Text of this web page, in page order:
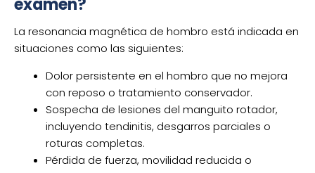
examen?
La resonancia magnética de hombro está indicada en
situaciones como las siguientes:
Dolor persistente en el hombro que no mejora
con reposo o tratamiento conservador.
Sospecha de lesiones del manguito rotador,
incluyendo tendinitis, desgarros parciales o
roturas completas.
Pérdida de fuerza, movilidad reducida o